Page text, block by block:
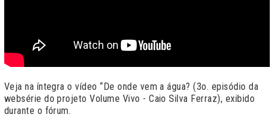
Veja na íntegra o vídeo “De onde vem a água? (3o. episódio da
websérie do projeto Volume Vivo - Caio Silva Ferraz), exibido
durante o fórum.